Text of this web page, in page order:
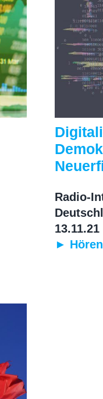
Radio-
13.11.21
► Hören